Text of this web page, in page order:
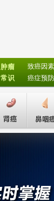
肿瘤
常识
致癌因素
癌症预防